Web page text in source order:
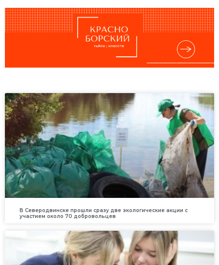
В Северодвинске прошли сразу две экологические акции с
участием около 70 добровольцев